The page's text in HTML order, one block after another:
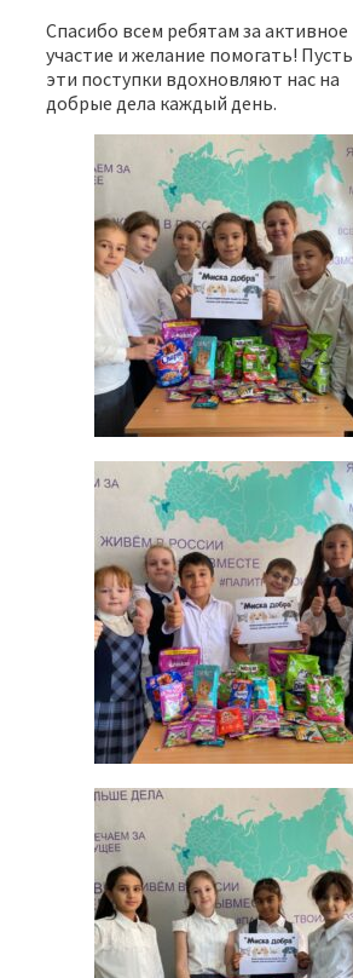
Спасибо всем ребятам за активное
участие и желание помогать! Пусть
эти поступки вдохновляют нас на
добрые дела каждый день.